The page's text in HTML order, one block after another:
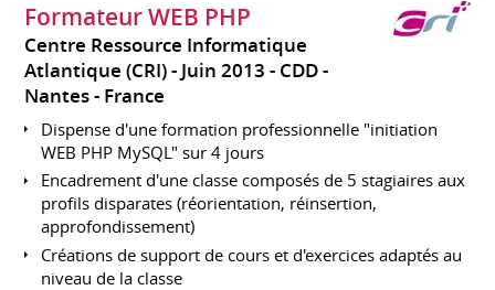
Formateur WEB PHP
Centre Ressource Informatique
Atlantique (CRI)
Juin 2013 CDD
Nantes
France
Dispense d'une formation professionnelle "initiation
WEB PHP MySQL" sur 4 jours
Encadrement d'une classe composés de 5 stagiaires aux
profils disparates (réorientation, réinsertion,
approfondissement)
Créations de support de cours et d'exercices adaptés au
niveau de la classe